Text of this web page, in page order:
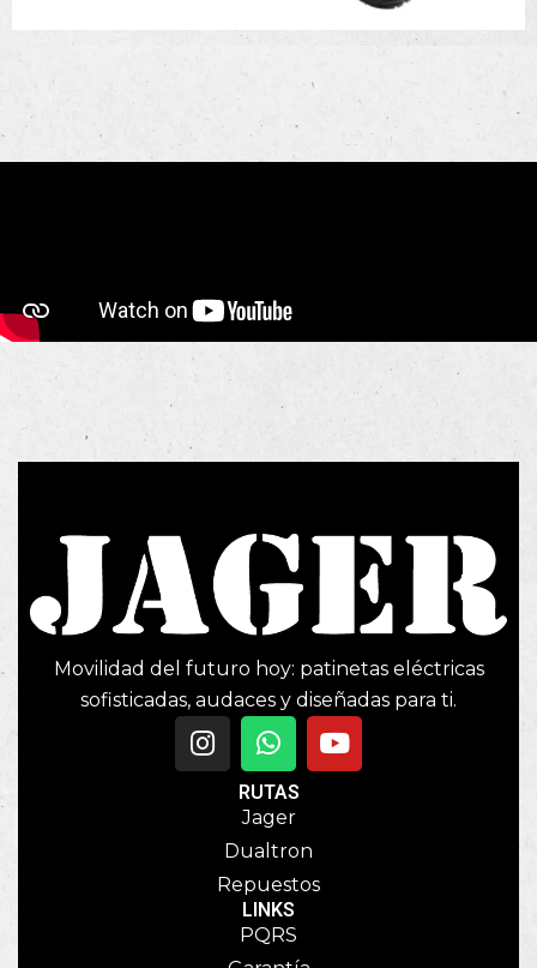
Movilidad del futuro hoy: patinetas eléctricas
sofisticadas, audaces y diseñadas para ti.
RUTAS
Jager
Dualtron
Repuestos
LINKS
PQRS